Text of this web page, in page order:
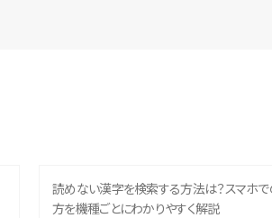
読めない漢字を検索する方法は？スマホ
方を機種ごとにわかりやすく解説